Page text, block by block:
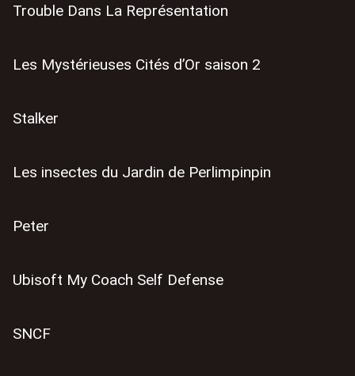
Trouble Dans La Représentation
Les Mystérieuses Cités d’Or saison 2
Stalker
Les insectes du Jardin de Perlimpinpin
Peter
Ubisoft My Coach Self Defense
SNCF